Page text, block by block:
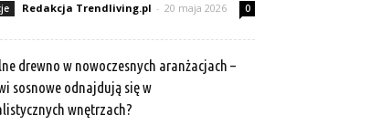
Redakcja Trendliving.pl - 20 maja 2026 0
drewno w nowoczesnych aranżacjach –
sosnowe odnajdują się w
wnętrzach?